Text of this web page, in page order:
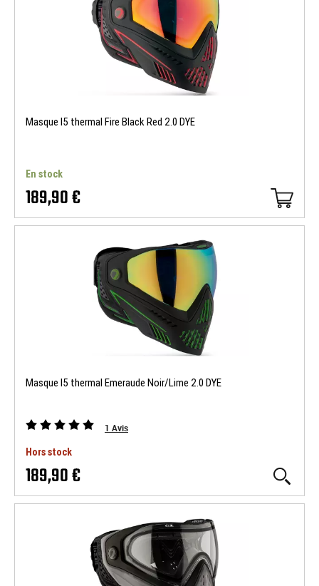
Masque I5 thermal Fire Black Red 2.0 DYE
En stock
189,90 €
Masque I5 thermal Emeraude Noir/Lime 2.0 DYE
1 Avis
Hors stock
189,90 €